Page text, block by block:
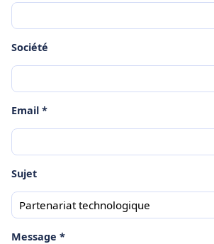
Société
Email *
Sujet
Message *